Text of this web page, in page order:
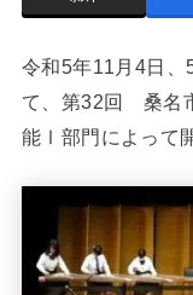
令和5年11月4日
て、第32回 桑名
能Ⅰ部門によって